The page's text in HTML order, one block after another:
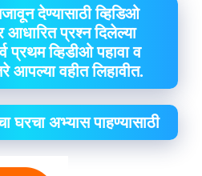
देण्यासाठी व्हिडिओ
आधारित प्रश्न दिलेल्या
प्रथम व्हिडीओ पहावा व
आपल्या वहीत लिहावीत.
घरचा अभ्यास पाहण्यासाठी